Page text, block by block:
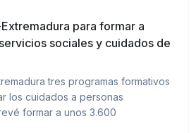
para formar a
sociales y cuidados de
tres programas formativos
los cuidados a personas
formar a unos 3.600